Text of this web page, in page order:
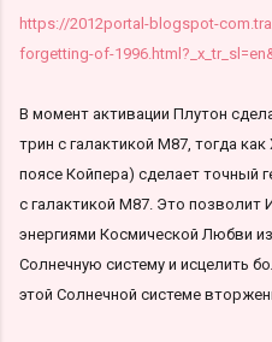
https://2012portal-blogspot-
forgetting-of-
В момент активации Плутон
трин с галактикой M87, тогда
поясе Койпера) сделает точный
с галактикой M87. Это позволит
энергиями Космической Любви
Солнечную систему и исцелить
этой Солнечной системе